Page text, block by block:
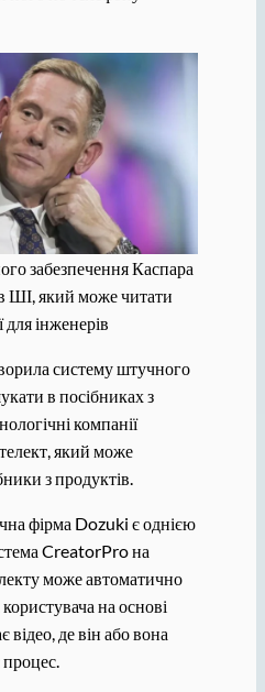
забезпечення Каспара
ШІ, який може читати
для інженерів
систему штучного
в посібниках з
компанії
який може
з продуктів.
фірма Dozuki є однією
CreatorPro на
може автоматично
на основі
відео, де він або вона